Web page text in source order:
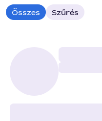
Összes Szűrés